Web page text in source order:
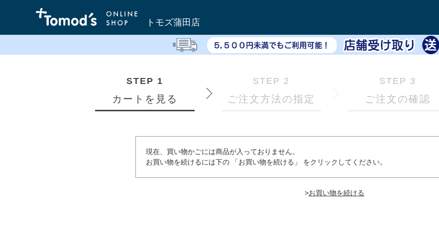
トモズ蒲田店
STEP 1
カートを見る
STEP 2
ご注文方法の指定
STEP 3
ご注文の確認
現在、買い物かごには商品が入っておりません。
お買い物を続けるには下の 「お買い物を続ける」 をクリックしてください。
>